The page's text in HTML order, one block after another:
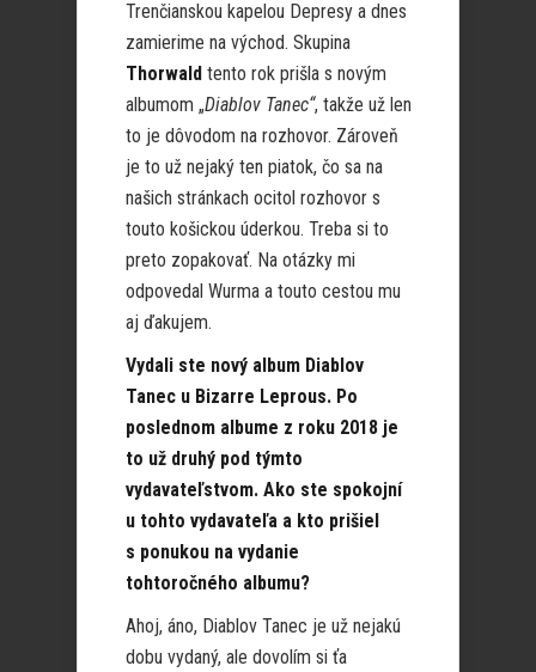
Trenčianskou kapelou Depresy a dnes
zamierime na východ. Skupina
Thorwald tento rok prišla s novým
albumom „Diablov Tanec“, takže už len
to je dôvodom na rozhovor. Zároveň
je to už nejaký ten piatok, čo sa na
našich stránkach ocitol rozhovor s
touto košickou úderkou. Treba si to
preto zopakovať. Na otázky mi
odpovedal Wurma a touto cestou mu
aj ďakujem.
Vydali ste nový album Diablov
Tanec u Bizarre Leprous. Po
poslednom albume z roku 2018 je
to už druhý pod týmto
vydavateľstvom. Ako ste spokojní
u tohto vydavateľa a kto prišiel
s ponukou na vydanie
tohtoročného albumu?
Ahoj, áno, Diablov Tanec je už nejakú
dobu vydaný, ale dovolím si ťa